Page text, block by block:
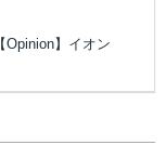
Opinion】イオン